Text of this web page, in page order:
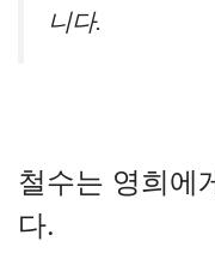
니다.
철수는 영희에
다.